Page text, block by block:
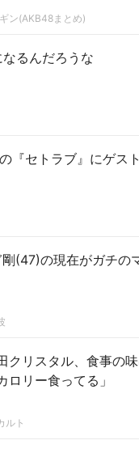
ン(AKB48まとめ)
るんだろうな
『セトラブ』にゲス
剛(47)の現在がガチの
クリスタル、食事の
ロリー食ってる」
ルト